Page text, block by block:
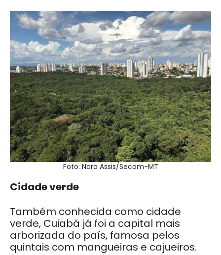
Foto: Nara Assis/Secom-MT
Cidade verde
Também conhecida como cidade
verde, Cuiabá já foi a capital mais
arborizada do país, famosa pelos
quintais com mangueiras e cajueiros.